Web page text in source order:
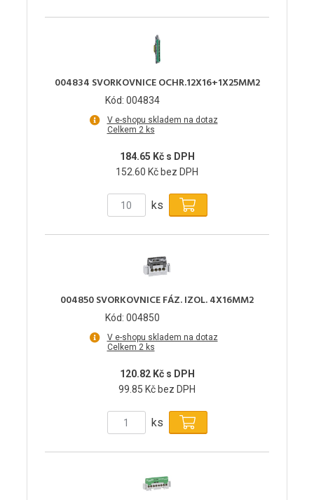
004834 SVORKOVNICE OCHR.12X16+1X25MM2
Kód: 004834
V e-shopu skladem na dotaz
Celkem 2 ks
184.65 Kč s DPH
152.60 Kč bez DPH
ks
004850 SVORKOVNICE FÁZ. IZOL. 4X16MM2
Kód: 004850
V e-shopu skladem na dotaz
Celkem 2 ks
120.82 Kč s DPH
99.85 Kč bez DPH
ks